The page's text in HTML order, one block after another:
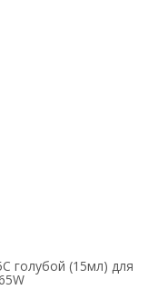
голубой (15мл) для